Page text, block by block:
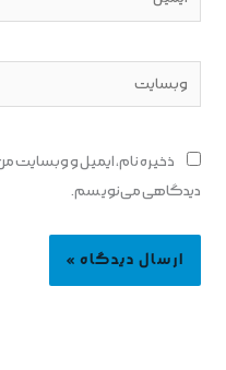
وبسایت
ذخیره نام، ایمیل و وبسایت
دیدگاهی می‌نویسم.